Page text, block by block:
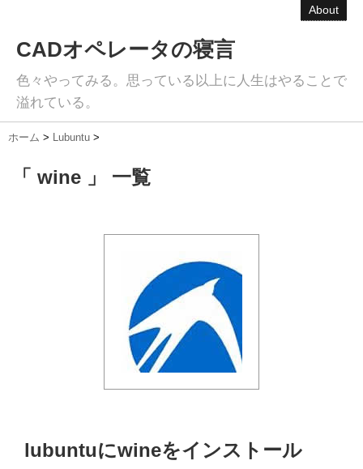
About
CADオペレータの寝言
色々やってみる。思っている以上に人生はやることで
溢れている。
ホーム > Lubuntu >
「 wine 」 一覧
lubuntuにwineをインストール